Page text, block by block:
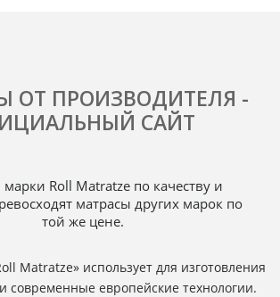
ОТ ПРОИЗВОДИТЕЛЯ -
САЙТ
Roll Matratze по качеству и
матрасы других марок по
той же цене.
Matratze» использует для изготовления
современные европейские технологии.